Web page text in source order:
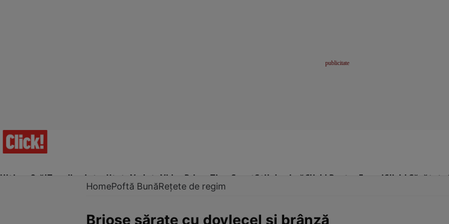
Ultima Oră!Trending Actualitate Vedete Video Prime Time SportStil de viațăClick! Pentru FemeiClick! Sănătate
HomePoftă BunăRețete de regim
Brioşe sărate cu dovlecel şi brânză